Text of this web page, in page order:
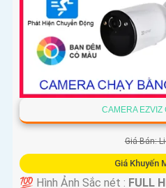
CAMERA EZVIZ
Giá Bán:
Giá Khuyến
💯 Hình Ảnh Sắc nét : FULL